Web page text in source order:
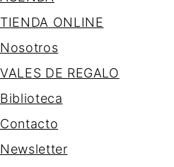
TIENDA ONLINE
Nosotros
VALES DE REGALO
Biblioteca
Contacto
Newsletter